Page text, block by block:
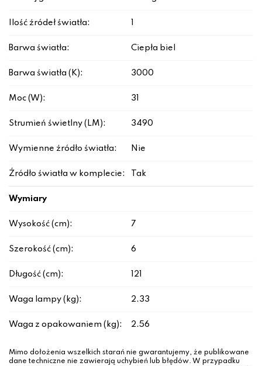
Ilość źródeł światła:
Barwa światła: Ciepła biel
Barwa światła (K): 3000
Moc (W): 31
Strumień świetlny (LM): 3490
Wymienne źródło światła: Nie
Źródło światła w komplecie: Tak
Wymiary
Wysokość (cm): 7
Szerokość (cm): 6
Długość (cm): 121
Waga lampy (kg): 2.33
Waga z opakowaniem (kg): 2.56
Mimo dołożenia wszelkich starań nie gwarantujemy, że publikowane
dane techniczne nie zawierają uchybień lub błędów. W przypadku